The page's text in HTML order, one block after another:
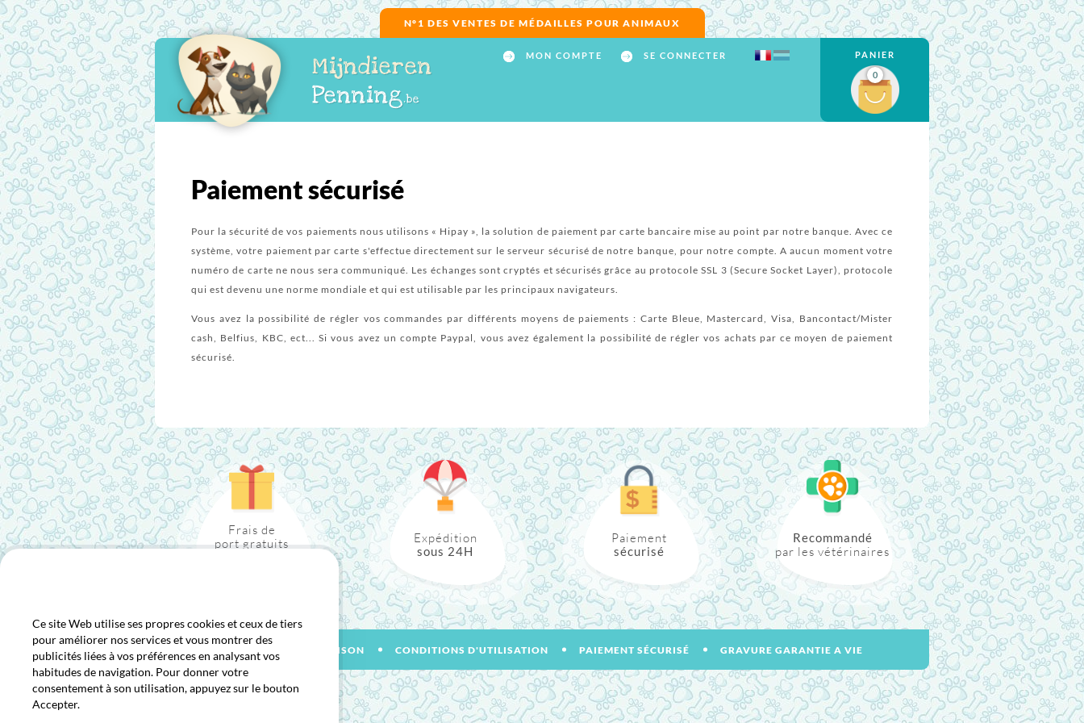
N°1 DES VENTES DE MÉDAILLES POUR ANIMAUX
Mijndieren
Penning.be
MON COMPTE SE CONNECTER
PANIER
0
Paiement sécurisé
Pour la sécurité de vos paiements nous utilisons « Hipay », la solution de paiement par carte bancaire mise au point par notre banque. Avec ce
système, votre paiement par carte s'effectue directement sur le serveur sécurisé de notre banque, pour notre compte. A aucun moment votre
numéro de carte ne nous sera communiqué. Les échanges sont cryptés et sécurisés grâce au protocole SSL 3 (Secure Socket Layer), protocole
qui est devenu une norme mondiale et qui est utilisable par les principaux navigateurs.
Vous avez la possibilité de régler vos commandes par différents moyens de paiements : Carte Bleue, Mastercard, Visa, Bancontact/Mister
cash, Belfius, KBC, ect... Si vous avez un compte Paypal, vous avez également la possibilité de régler vos achats par ce moyen de paiement
sécurisé.
Frais de
port gratuits
Expédition
sous 24H
Paiement
sécurisé
Recommandé
par les vétérinaires
CONTACT LIVRAISON CONDITIONS D'UTILISATION PAIEMENT SÉCURISÉ GRAVURE GARANTIE A VIE
Ce site Web utilise ses propres cookies et ceux de tiers
pour améliorer nos services et vous montrer des
publicités liées à vos préférences en analysant vos
habitudes de navigation. Pour donner votre
consentement à son utilisation, appuyez sur le bouton
Accepter.